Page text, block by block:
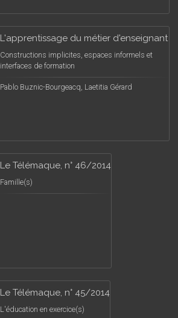
L'apprentissage du métier d'enseignant
Constructions implicites, espaces informels et
interfaces de formation
Pablo Buznic-Bourgeacq, Laetitia Gérard
Le Télémaque, n° 46/2014
Famille(s)
Le Télémaque, n° 45/2014
L'éducation en exercice(s)